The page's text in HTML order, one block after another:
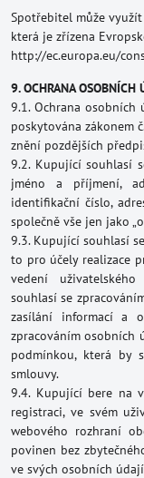
Spotřebitel může
která je zřízena
http://ec.europa.eu/
9. OCHRANA OSOBNÍCH
9.1. Ochrana
poskytována zákonem
znění pozdějších
9.2. Kupující souhlasí
jméno a příjmení,
identifikační číslo,
společně vše jen jako
9.3. Kupující souhlasí
to pro účely realizace
vedení
souhlasí se
zasílání informací a
zpracováním osobních
podmínkou, která by
smlouvy.
9.4. Kupující bere na
registraci, ve svém
webového rozhraní
povinen bez
ve svých osobních